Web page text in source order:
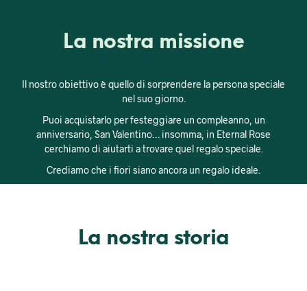
La nostra missione
Il nostro obiettivo è quello di sorprendere la persona speciale
nel suo giorno.
Puoi acquistarlo per festeggiare un compleanno, un
anniversario, San Valentino… insomma, in Eternal Rose
cerchiamo di aiutarti a trovare quel regalo speciale.
Crediamo che i fiori siano ancora un regalo ideale.
La nostra storia